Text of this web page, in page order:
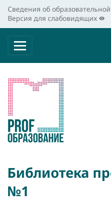
Сведения об
Версия для слабовидящих
Библиотека
№1